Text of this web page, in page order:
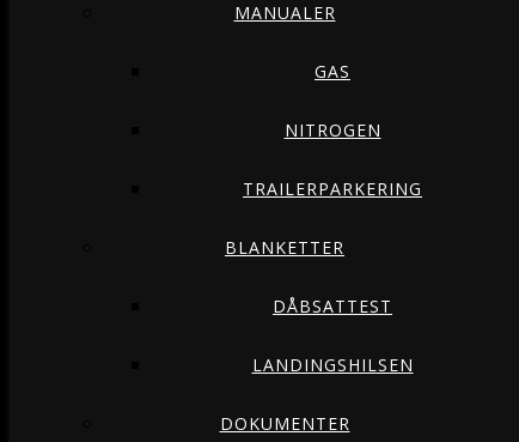
MANUALER
GAS
NITROGEN
TRAILERPARKERING
BLANKETTER
DÅBSATTEST
LANDINGSHILSEN
DOKUMENTER